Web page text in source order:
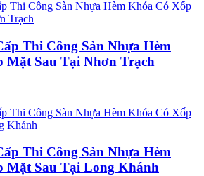
Thi Công Sàn Nhựa Hèm
Mặt Sau Tại Nhơn Trạch
Thi Công Sàn Nhựa Hèm
Mặt Sau Tại Long Khánh